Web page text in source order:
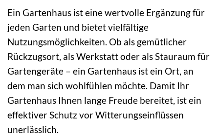
Ein Gartenhaus ist eine wertvolle Ergänzung für
jeden Garten und bietet vielfältige
Nutzungsmöglichkeiten. Ob als gemütlicher
Rückzugsort, als Werkstatt oder als Stauraum für
Gartengeräte – ein Gartenhaus ist ein Ort, an
dem man sich wohlfühlen möchte. Damit Ihr
Gartenhaus Ihnen lange Freude bereitet, ist ein
effektiver Schutz vor Witterungseinflüssen
unerlässlich.